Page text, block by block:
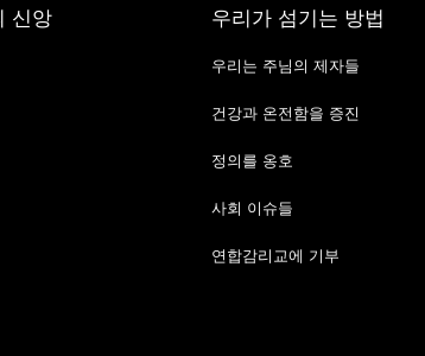
신앙 우리가 섬기는 방법
우리는 주님의 제자들
건강과 온전함을 증진
정의를 옹호
사회 이슈들
연합감리교에 기부